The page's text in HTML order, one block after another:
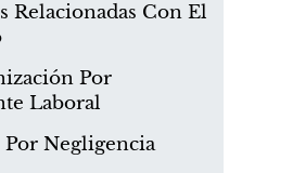
Relacionadas Con El
Por
Laboral
Negligencia